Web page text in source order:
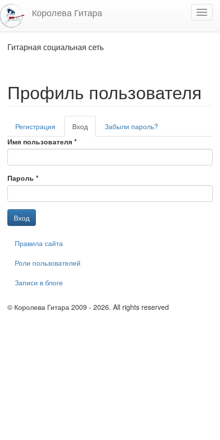
Перейти к основному содержанию
Королева Гитара
Гитарная социальная сеть
Профиль пользователя
Главные вкладки
Регистрация Вход (активная
вкладка)
Забыли пароль?
Имя пользователя *
Пароль *
Вход
Правила сайта
Роли пользователей
Записи в блоге
© Королева Гитара 2009 - 2026. All rights reserved